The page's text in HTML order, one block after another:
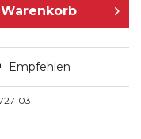
Warenkorb
Empfehlen